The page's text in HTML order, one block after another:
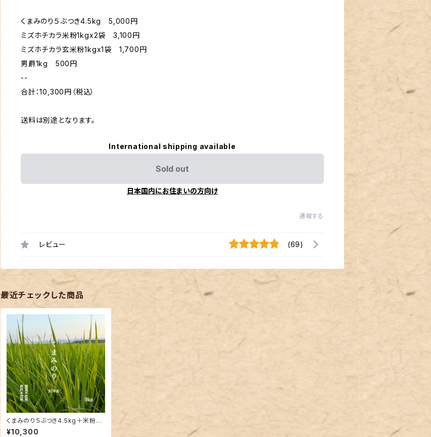
くまみのり５ぶつき4.5kg 5,000円
ミズホチカラ米粉1kgx2袋 3,100円
ミズホチカラ玄米粉1kgx1袋 1,700円
男爵1kg 500円
--
合計：10,300円（税込）
送料は別途となります。
International shipping available
Sold out
日本国内にお住まいの方向け
通報する
レビュー (69)
最近チェックした商品
くまみのり５ぶつき4.5kg＋米粉セ
ット
¥10,300